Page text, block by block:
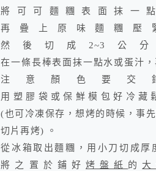
將可可麵糰表面抹一
再疊上原味麵糰壓
然後切成2~3公
在一條長棒表面抹一點水或蛋汁，
注意顏色要交
用塑膠袋或保鮮模包好冷藏
(也可冷凍保存，想烤的時候，事
切片再烤) 。
從冰箱取出麵糰，用小刀切成厚
將之置於鋪好 烤盤紙 的